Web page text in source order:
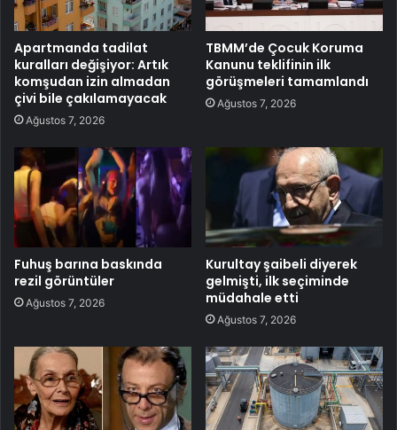
Apartmanda tadilat
kuralları değişiyor: Artık
komşudan izin almadan
çivi bile çakılamayacak
Ağustos 7, 2026
TBMM’de Çocuk Koruma
Kanunu teklifinin ilk
görüşmeleri tamamlandı
Ağustos 7, 2026
Fuhuş barına baskında
rezil görüntüler
Ağustos 7, 2026
Kurultay şaibeli diyerek
gelmişti, ilk seçiminde
müdahale etti
Ağustos 7, 2026